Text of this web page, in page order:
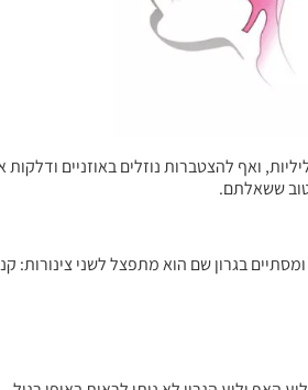
ואף להצטברות נוזלים באוזניים
ששאלתם.
בגרון שם הוא מתפצל לשני